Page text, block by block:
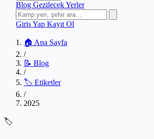
Blog Gezilecek Yerler
Giriş Yap Kayıt Ol
🏠 Ana Sayfa
/
📝 Blog
/
🏷️ Etiketler
/
2025
🏷️